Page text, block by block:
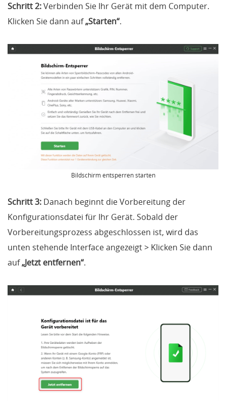
Schritt 2:Verbinden Sie Ihr Gerät mit dem Computer.
Klicken Sie dann auf„Starten“.
Bildschirm entsperren starten
Schritt 3: Danach beginnt die Vorbereitung der
Konfigurationsdatei für Ihr Gerät. Sobald der
Vorbereitungsprozess abgeschlossen ist, wird das
unten stehende Interface angezeigt > Klicken Sie dann
auf„Jetzt entfernen“.